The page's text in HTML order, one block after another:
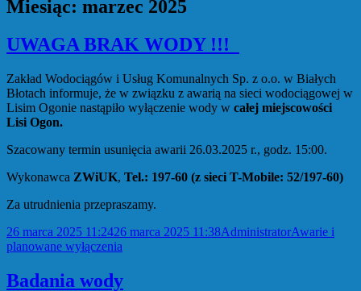
Miesiąc: marzec 2025
UWAGA BRAK WODY !!!
Zakład Wodociągów i Usług Komunalnych Sp. z o.o. w Białych
Błotach informuje, że w związku z awarią na sieci wodociągowej w
Lisim Ogonie nastąpiło wyłączenie wody w całej miejscowości
Lisi Ogon.
Szacowany termin usunięcia awarii 26.03.2025 r., godz. 15:00.
Wykonawca ZWiUK, Tel.: 197-60 (z sieci T-Mobile: 52/197-60)
Za utrudnienia przepraszamy.
Data
publikacji
26 marca 2025 11:2426 marca 2025 11:38Autor
AdministratorKategorie
Awarie i
planowane wyłączenia
Badania wody